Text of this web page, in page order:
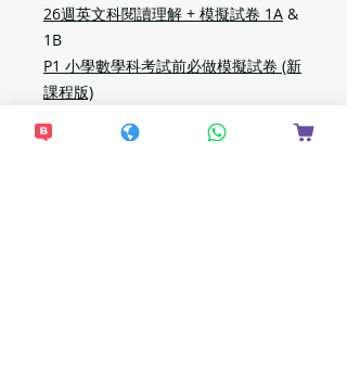
26週英文科閱讀理解 + 模擬試卷 1A &
1B
P1 小學數學科考試前必做模擬試卷 (新
課程版)